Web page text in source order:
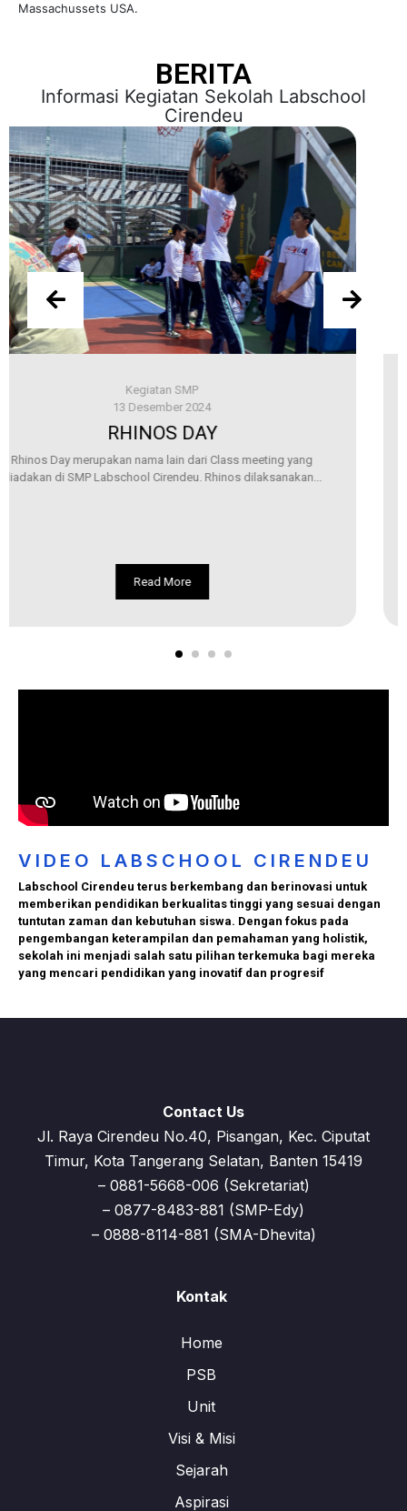
Massachussets USA.
BERITA
Informasi Kegiatan Sekolah Labschool
Cirendeu
dari Class meeting yang
Rhinos dilaksanakan...
Prestasi Sekaligus
VIDEO LABSCHOOL CIRENDEU
Labschool Cirendeu terus berkembang dan berinovasi untuk
memberikan pendidikan berkualitas tinggi yang sesuai dengan
tuntutan zaman dan kebutuhan siswa. Dengan fokus pada
pengembangan keterampilan dan pemahaman yang holistik,
sekolah ini menjadi salah satu pilihan terkemuka bagi mereka
yang mencari pendidikan yang inovatif dan progresif
Contact Us
Jl. Raya Cirendeu No.40, Pisangan, Kec. Ciputat
Timur, Kota Tangerang Selatan, Banten 15419
– 0881-5668-006 (Sekretariat)
– 0877-8483-881 (SMP-Edy)
– 0888-8114-881 (SMA-Dhevita)
Kontak
Home
PSB
Unit
Visi & Misi
Sejarah
Aspirasi